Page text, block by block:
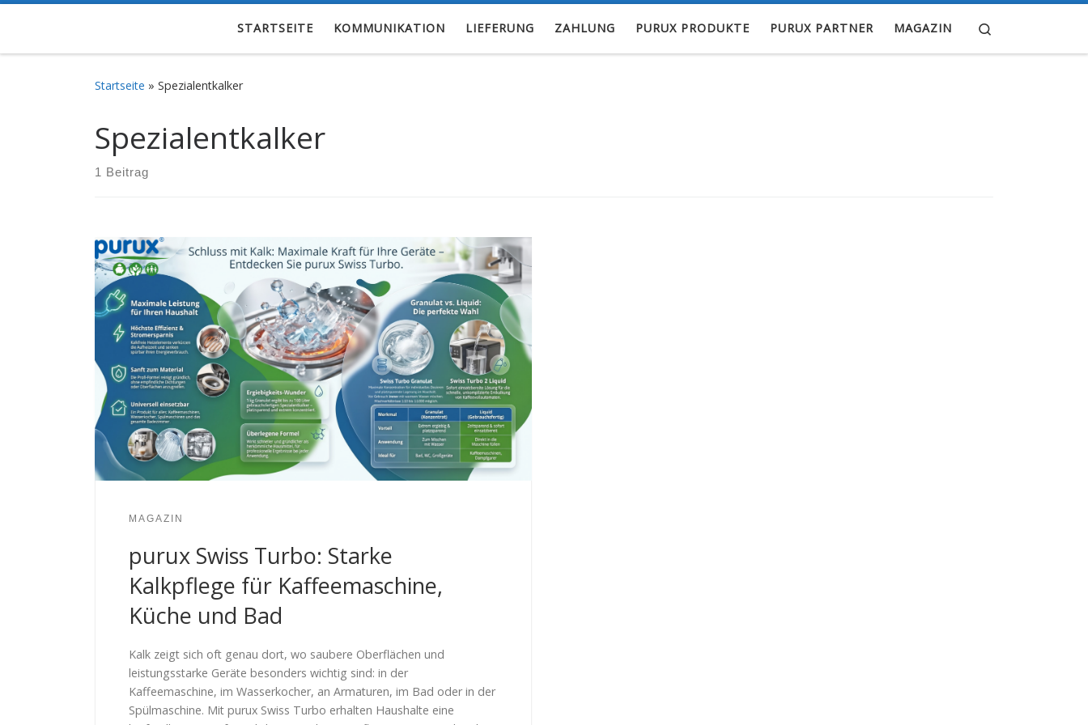
STARTSEITE KOMMUNIKATION LIEFERUNG ZAHLUNG PURUX PRODUKTE PURUX PARTNER MAGAZIN
Startseite » Spezialentkalker
Spezialentkalker
1 Beitrag
MAGAZIN
purux Swiss Turbo: Starke
Kalkpflege für Kaffeemaschine,
Küche und Bad
Kalk zeigt sich oft genau dort, wo saubere Oberflächen und
leistungsstarke Geräte besonders wichtig sind: in der
Kaffeemaschine, im Wasserkocher, an Armaturen, im Bad oder in der
Spülmaschine. Mit purux Swiss Turbo erhalten Haushalte eine